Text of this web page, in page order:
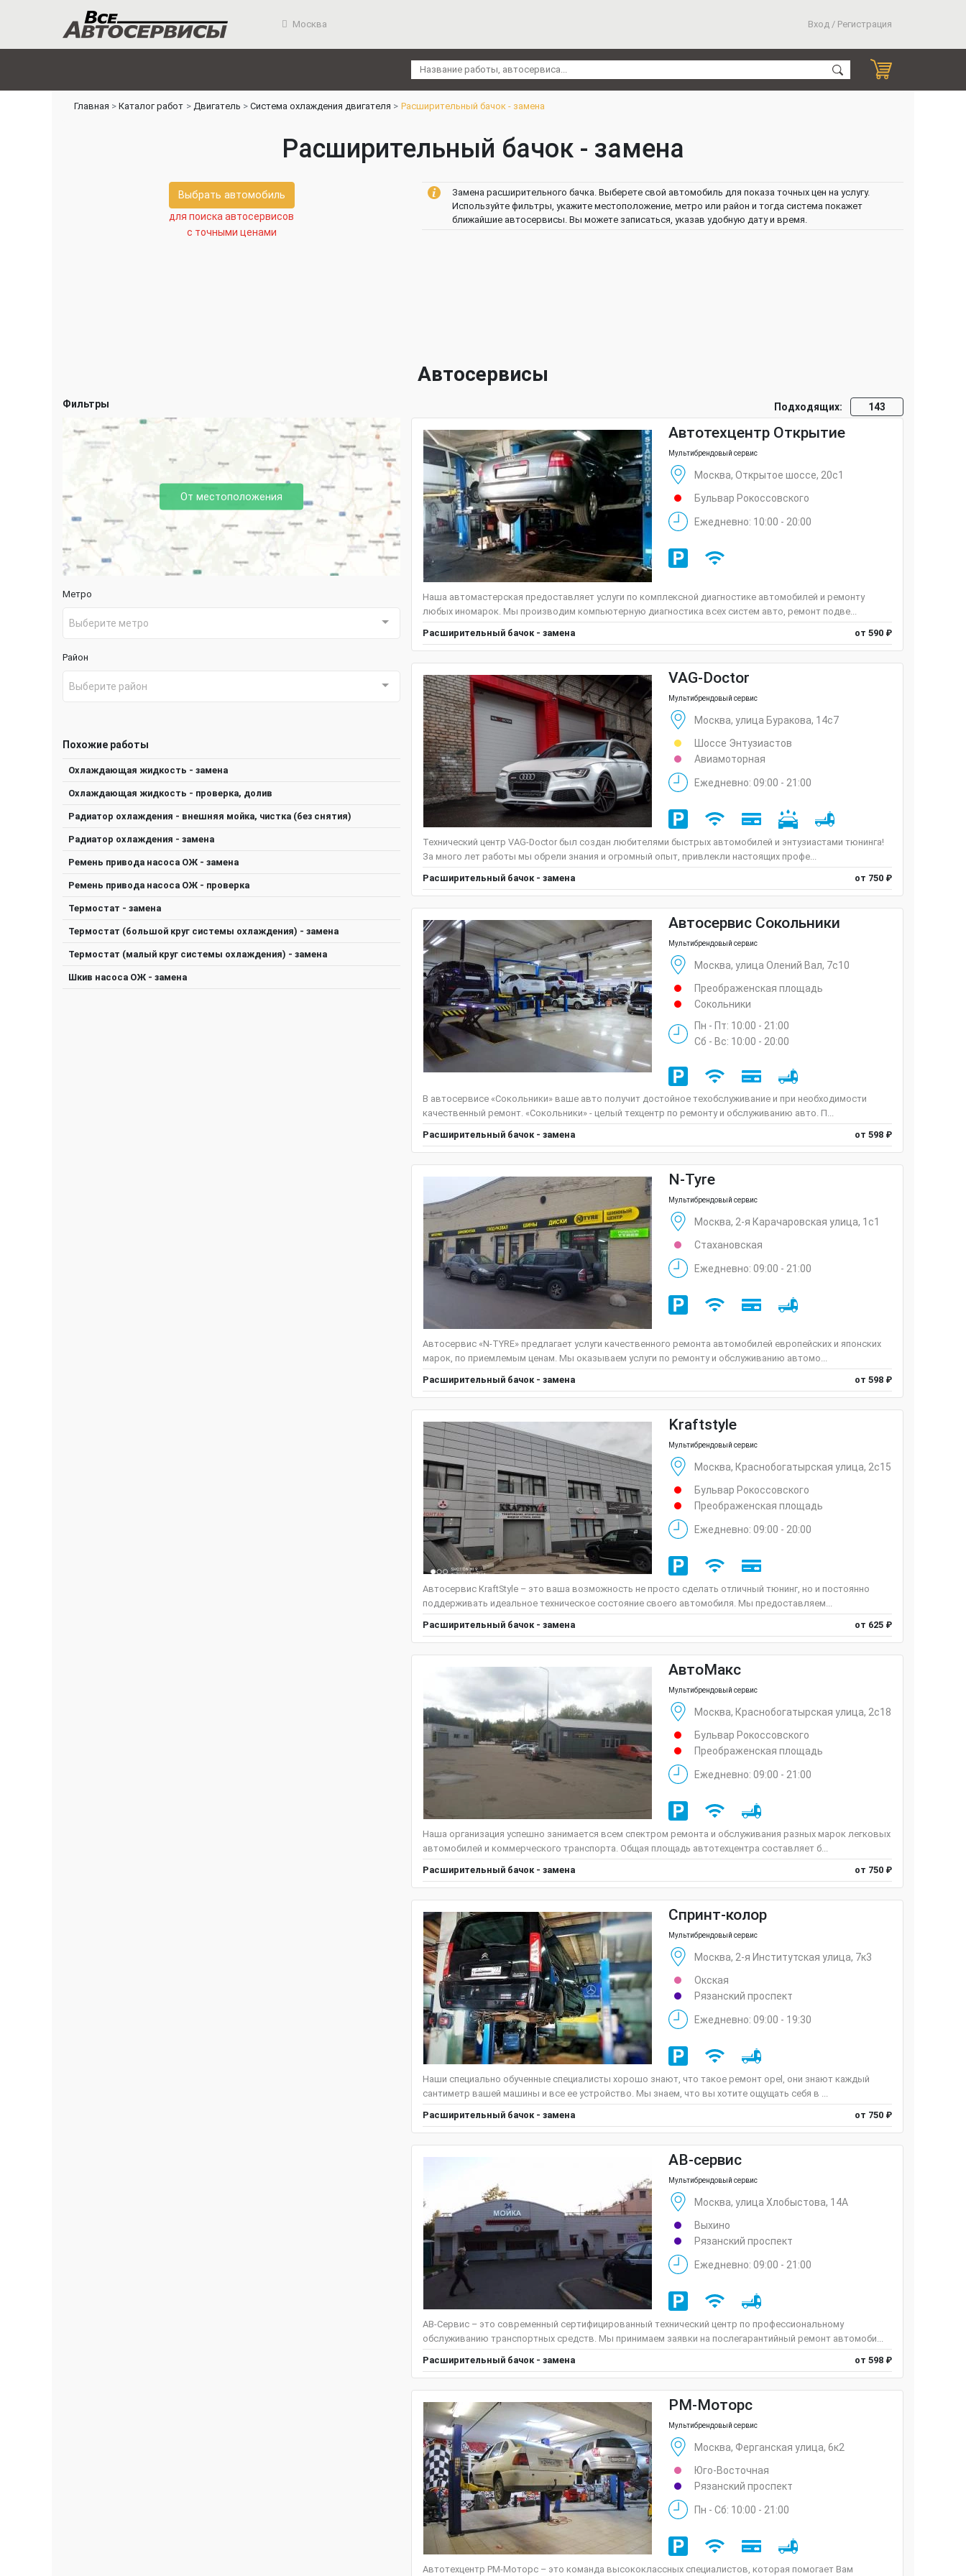
Москва Вход / Регистрация
Главная Каталог работ Двигатель Система охлаждения двигателя Расширительный бачок - замена
Расширительный бачок - замена
Выбрать автомобиль
для поиска автосервисов
с точными ценами
Замена расширительного бачка. Выберете свой автомобиль для показа точных цен на услугу.
Используйте фильтры, укажите местоположение, метро или район и тогда система покажет
ближайшие автосервисы. Вы можете записаться, указав удобную дату и время.
Автосервисы
Фильтры
От местоположения
Метро
Выберите метро
Район
Выберите район
Похожие работы
Охлаждающая жидкость - замена
Охлаждающая жидкость - проверка, долив
Радиатор охлаждения - внешняя мойка, чистка (без снятия)
Радиатор охлаждения - замена
Ремень привода насоса ОЖ - замена
Ремень привода насоса ОЖ - проверка
Термостат - замена
Термостат (большой круг системы охлаждения) - замена
Термостат (малый круг системы охлаждения) - замена
Шкив насоса ОЖ - замена
Подходящих: 143
Автотехцентр Открытие
Мультибрендовый сервис
Москва, Открытое шоссе, 20с1
Бульвар Рокоссовского
Ежедневно: 10:00 - 20:00
Наша автомастерская предоставляет услуги по комплексной диагностике автомобилей и ремонту
любых иномарок. Мы производим компьютерную диагностика всех систем авто, ремонт подве...
Расширительный бачок - замена
от 590 ₽
VAG-Doctor
Мультибрендовый сервис
Москва, улица Буракова, 14с7
Шоссе Энтузиастов
Авиамоторная
Ежедневно: 09:00 - 21:00
Технический центр VAG-Doctor был создан любителями быстрых автомобилей и энтузиастами тюнинга!
За много лет работы мы обрели знания и огромный опыт, привлекли настоящих профе...
Расширительный бачок - замена
от 750 ₽
Автосервис Сокольники
Мультибрендовый сервис
Москва, улица Олений Вал, 7с10
Преображенская площадь
Сокольники
Пн - Пт: 10:00 - 21:00
Сб - Вс: 10:00 - 20:00
В автосервисе «Сокольники» ваше авто получит достойное техобслуживание и при необходимости
качественный ремонт. «Сокольники» - целый техцентр по ремонту и обслуживанию авто. П...
Расширительный бачок - замена
от 598 ₽
N-Tyre
Мультибрендовый сервис
Москва, 2-я Карачаровская улица, 1с1
Стахановская
Ежедневно: 09:00 - 21:00
Автосервис «N-TYRE» предлагает услуги качественного ремонта автомобилей европейских и японских
марок, по приемлемым ценам. Мы оказываем услуги по ремонту и обслуживанию автомо...
Расширительный бачок - замена
от 598 ₽
Kraftstyle
Мультибрендовый сервис
Москва, Краснобогатырская улица, 2с15
Бульвар Рокоссовского
Преображенская площадь
Ежедневно: 09:00 - 20:00
Автосервис KraftStyle – это ваша возможность не просто сделать отличный тюнинг, но и постоянно
поддерживать идеальное техническое состояние своего автомобиля. Мы предоставляем...
Расширительный бачок - замена
от 625 ₽
АвтоМакс
Мультибрендовый сервис
Москва, Краснобогатырская улица, 2с18
Бульвар Рокоссовского
Преображенская площадь
Ежедневно: 09:00 - 21:00
Наша организация успешно занимается всем спектром ремонта и обслуживания разных марок легковых
автомобилей и коммерческого транспорта. Общая площадь автотехцентра составляет б...
Расширительный бачок - замена
от 750 ₽
Спринт-колор
Мультибрендовый сервис
Москва, 2-я Институтская улица, 7к3
Окская
Рязанский проспект
Ежедневно: 09:00 - 19:30
Наши специально обученные специалисты хорошо знают, что такое ремонт opel, они знают каждый
сантиметр вашей машины и все ее устройство. Мы знаем, что вы хотите ощущать себя в ...
Расширительный бачок - замена
от 750 ₽
АВ-сервис
Мультибрендовый сервис
Москва, улица Хлобыстова, 14А
Выхино
Рязанский проспект
Ежедневно: 09:00 - 21:00
АВ-Сервис – это современный сертифицированный технический центр по профессиональному
обслуживанию транспортных средств. Мы принимаем заявки на послегарантийный ремонт автомоби...
Расширительный бачок - замена
от 598 ₽
РМ-Моторс
Мультибрендовый сервис
Москва, Ферганская улица, 6к2
Юго-Восточная
Рязанский проспект
Пн - Сб: 10:00 - 21:00
Автотехцентр РМ-Моторс – это команда высококлассных специалистов, которая помогает Вам